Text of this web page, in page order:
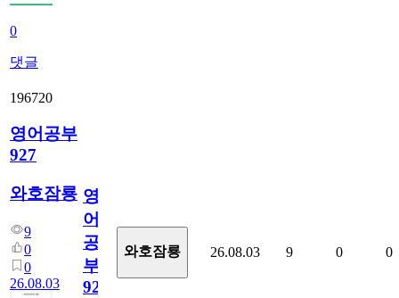
0
댓글
196720
영어공부
927
와호잠룡
9
0
0
26.08.03
영
어
공
부
927
와호잠룡 26.08.03 9 0 0